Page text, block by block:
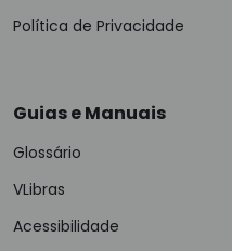
Política de Privacidade
Guias e Manuais
Glossário
VLibras
Acessibilidade